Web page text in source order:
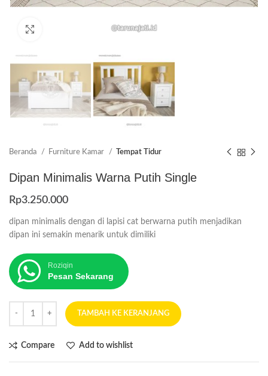
Beranda Furniture Kamar Tempat Tidur
Dipan Minimalis Warna Putih Single
Rp3.250.000
dipan minimalis dengan di lapisi cat berwarna putih menjadikan
dipan ini semakin menarik untuk dimiliki
Roziqin
Pesan Sekarang
TAMBAH KE KERANJANG
Compare Add to wishlist